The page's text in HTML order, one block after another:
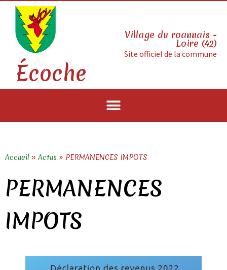
Écoche
Village du roannais -
Loire (42)
Site officiel de la commune
Accueil » Actus » PERMANENCES IMPOTS
PERMANENCES
IMPOTS